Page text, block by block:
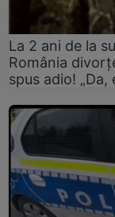
La 2 ani de la
România
spus adio! „Da,